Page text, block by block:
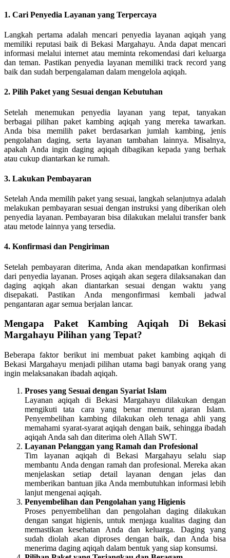
1. Cari Penyedia Layanan yang Terpercaya
Langkah pertama adalah mencari penyedia layanan aqiqah yang
memiliki reputasi baik di Bekasi Margahayu. Anda dapat mencari
informasi melalui internet atau meminta rekomendasi dari keluarga
dan teman. Pastikan penyedia layanan memiliki track record yang
baik dan sudah berpengalaman dalam mengelola aqiqah.
2. Pilih Paket yang Sesuai dengan Kebutuhan
Setelah menemukan penyedia layanan yang tepat, tanyakan
berbagai pilihan paket kambing aqiqah yang mereka tawarkan.
Anda bisa memilih paket berdasarkan jumlah kambing, jenis
pengolahan daging, serta layanan tambahan lainnya. Misalnya,
apakah Anda ingin daging aqiqah dibagikan kepada yang berhak
atau cukup diantarkan ke rumah.
3. Lakukan Pembayaran
Setelah Anda memilih paket yang sesuai, langkah selanjutnya adalah
melakukan pembayaran sesuai dengan instruksi yang diberikan oleh
penyedia layanan. Pembayaran bisa dilakukan melalui transfer bank
atau metode lainnya yang tersedia.
4. Konfirmasi dan Pengiriman
Setelah pembayaran diterima, Anda akan mendapatkan konfirmasi
dari penyedia layanan. Proses aqiqah akan segera dilaksanakan dan
daging aqiqah akan diantarkan sesuai dengan waktu yang
disepakati. Pastikan Anda mengonfirmasi kembali jadwal
pengantaran agar semua berjalan lancar.
Mengapa Paket Kambing Aqiqah Di Bekasi
Margahayu Pilihan yang Tepat?
Beberapa faktor berikut ini membuat paket kambing aqiqah di
Bekasi Margahayu menjadi pilihan utama bagi banyak orang yang
ingin melaksanakan ibadah aqiqah.
Proses yang Sesuai dengan Syariat Islam
Layanan aqiqah di Bekasi Margahayu dilakukan dengan
mengikuti tata cara yang benar menurut ajaran Islam.
Penyembelihan kambing dilakukan oleh tenaga ahli yang
memahami syarat-syarat aqiqah dengan baik, sehingga ibadah
aqiqah Anda sah dan diterima oleh Allah SWT.
Layanan Pelanggan yang Ramah dan Profesional
Tim layanan aqiqah di Bekasi Margahayu selalu siap
membantu Anda dengan ramah dan profesional. Mereka akan
menjelaskan setiap detail layanan dengan jelas dan
memberikan bantuan jika Anda membutuhkan informasi lebih
lanjut mengenai aqiqah.
Penyembelihan dan Pengolahan yang Higienis
Proses penyembelihan dan pengolahan daging dilakukan
dengan sangat higienis, untuk menjaga kualitas daging dan
memastikan kesehatan Anda dan keluarga. Daging yang
sudah diolah akan diproses dengan baik, dan Anda bisa
menerima daging aqiqah dalam bentuk yang siap konsumsi.